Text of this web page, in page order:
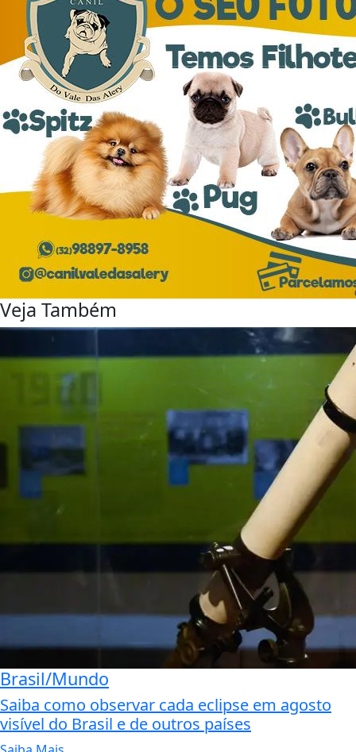
Veja Também
Brasil/Mundo
Saiba como observar cada eclipse em agosto
visível do Brasil e de outros países